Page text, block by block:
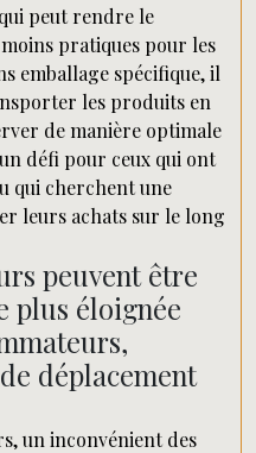
peut rendre le
pratiques pour les
emballage spécifique, il
les produits en
de manière optimale
défi pour ceux qui ont
qui cherchent une
leurs achats sur le long
peuvent être
plus éloignée
déplacement
un inconvénient des